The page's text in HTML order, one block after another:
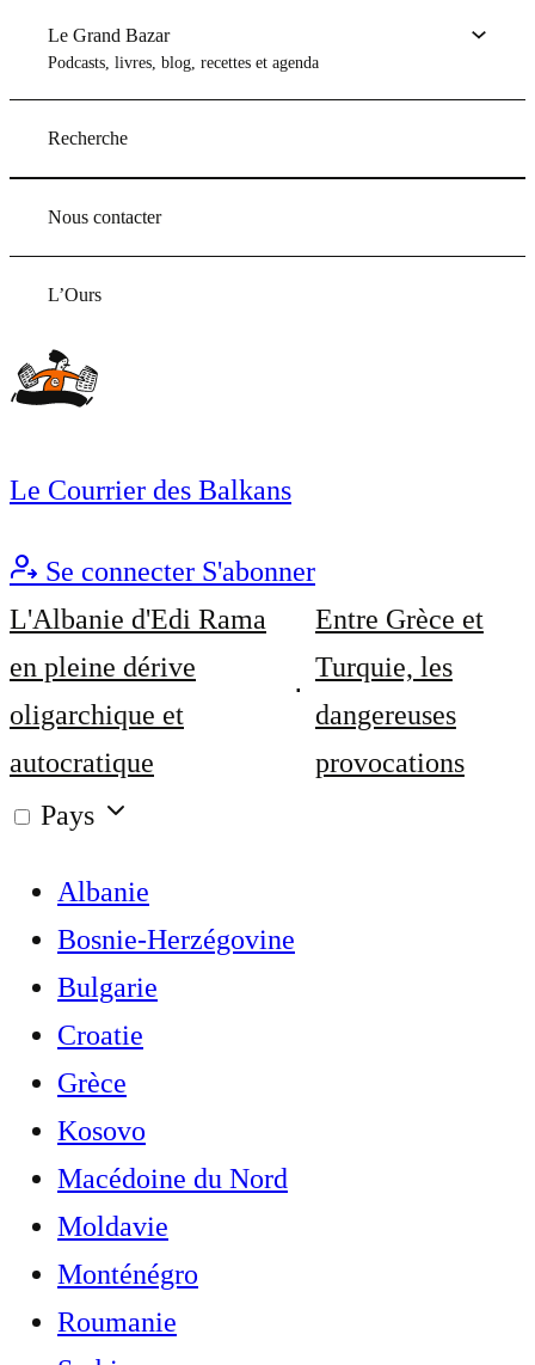
Le Grand Bazar
Podcasts, livres, blog, recettes et agenda
Recherche
Nous contacter
L’Ours
Le Courrier des Balkans
Se connecter S'abonner
L'Albanie d'Edi Rama
en pleine dérive
oligarchique et
autocratique
Entre Grèce et
Turquie, les
dangereuses
provocations
Pays
Albanie
Bosnie-Herzégovine
Bulgarie
Croatie
Grèce
Kosovo
Macédoine du Nord
Moldavie
Monténégro
Roumanie